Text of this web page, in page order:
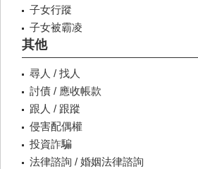
子女行蹤
子女被霸凌
其他
尋人 / 找人
討債 / 應收帳款
跟人 / 跟蹤
侵害配偶權
投資詐騙
法律諮詢 / 婚姻法律諮詢